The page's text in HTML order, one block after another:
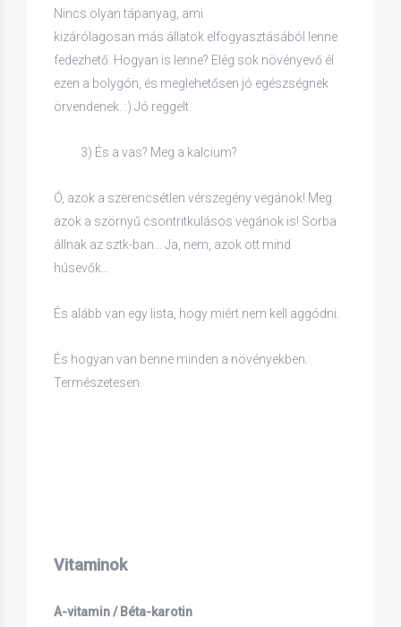
Nincs olyan tápanyag, ami
kizárólagosan más állatok elfogyasztásából lenne
fedezhető. Hogyan is lenne? Elég sok növényevő él
ezen a bolygón, és meglehetősen jó egészségnek
örvendenek. :) Jó reggelt.
3) És a vas? Meg a kalcium?
Ó, azok a szerencsétlen vérszegény vegánok! Meg
azok a szörnyű csontritkulásos vegánok is! Sorba
állnak az sztk-ban… Ja, nem, azok ott mind
húsevők…
És alább van egy lista, hogy miért nem kell aggódni.
És hogyan van benne minden a növényekben.
Természetesen.
Vitaminok
A-vitamin / Béta-karotin